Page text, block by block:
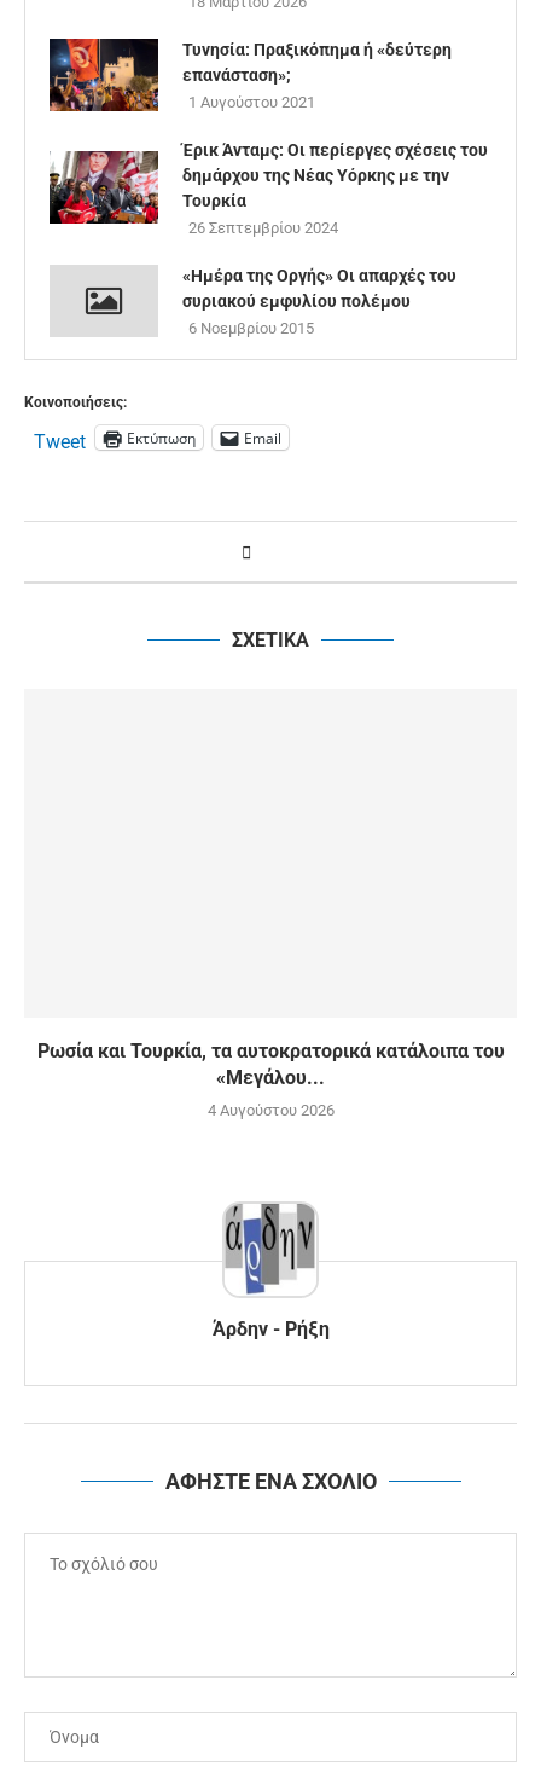
Τυνησία: Πραξικόπημα ή «δεύτερη
επανάσταση»;
1 Αυγούστου 2021
Έρικ Άνταμς: Οι περίεργες σχέσεις του
δημάρχου της Νέας Υόρκης με την
Τουρκία
26 Σεπτεμβρίου 2024
«Ημέρα της Οργής» Οι απαρχές του
συριακού εμφυλίου πολέμου
6 Νοεμβρίου 2015
Κοινοποιήσεις:
Tweet Εκτύπωση Email
ΣΧΕΤΙΚΑ
Ρωσία και Τουρκία, τα αυτοκρατορικά κατάλοιπα του
«Μεγάλου...
4 Αυγούστου 2026
Άρδην - Ρήξη
ΑΦΗΣΤΕ ΕΝΑ ΣΧΟΛΙΟ